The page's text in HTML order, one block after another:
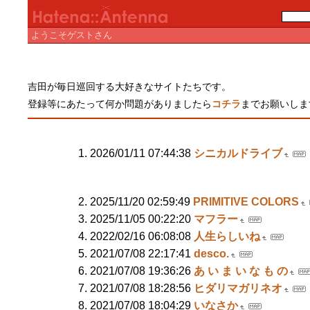
ようこそゲストさん
吉田が毎日巡回する大好きなサイトたちです。
登録等にあたって何か問題がありましたら コチラ までお願いしま
2026/01/11 07:44:38 シニカルドライブ
2025/11/20 02:59:49 PRIMITIVE COLORS
2025/11/05 00:22:20 マフラー
2022/02/16 06:08:08 人生らしいね
2021/07/08 22:17:41 desco.
2021/07/08 19:36:26 あ い ま い な も の
2021/07/08 18:28:56 ヒダリマガリネオ
2021/07/08 18:04:29 いなさか